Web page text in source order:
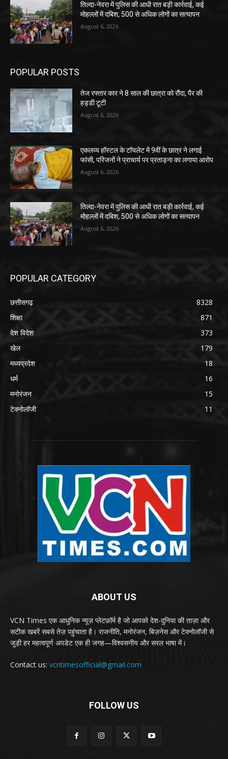
तिल्दा-नेवरा में पुलिस की आधी रात बड़ी कार्रवाई, कई
मोहल्लों में दबिश, 500 से अधिक लोगों का सत्यापन
August 6, 2026
POPULAR POSTS
तेज रफ्तार कार ने 8 साल की छात्रा को रौंदा, पैर की
हड्डी टूटी
August 6, 2026
एकलव्य हॉस्टल के टॉयलेट में 9वीं के छात्र ने लगाई
फांसी, परिजनों ने प्राचार्य पर प्रताड़ना का लगाया आरोप
August 6, 2026
तिल्दा-नेवरा में पुलिस की आधी रात बड़ी कार्रवाई, कई
मोहल्लों में दबिश, 500 से अधिक लोगों का सत्यापन
August 6, 2026
POPULAR CATEGORY
छत्तीसगढ़
8328
शिक्षा
871
देश विदेश
373
खेल
179
मध्यप्रदेश
18
धर्म
16
मनोरंजन
15
टेक्नोलॉजी
11
ABOUT US
VCN Times एक आधुनिक न्यूज़ प्लेटफ़ॉर्म है जो आपको देश-दुनिया की ताज़ा और
सटीक खबरें सबसे तेज़ पहुंचाता है। राजनीति, मनोरंजन, बिज़नेस और टेक्नोलॉजी से
जुड़ी हर महत्वपूर्ण अपडेट एक ही जगह—विश्वसनीय और सरल भाषा में।
Contact us: vcntimesofficial@gmail.com
FOLLOW US